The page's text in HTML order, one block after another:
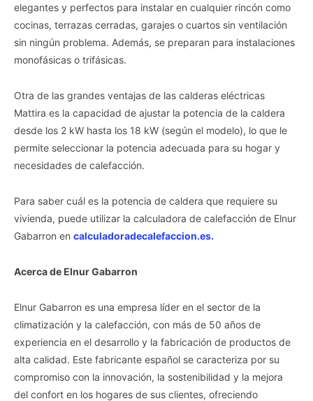
elegantes y perfectos para instalar en cualquier rincón como
cocinas, terrazas cerradas, garajes o cuartos sin ventilación
sin ningún problema. Además, se preparan para instalaciones
monofásicas o trifásicas.
Otra de las grandes ventajas de las calderas eléctricas
Mattira es la capacidad de ajustar la potencia de la caldera
desde los 2 kW hasta los 18 kW (según el modelo), lo que le
permite seleccionar la potencia adecuada para su hogar y
necesidades de calefacción.
Para saber cuál es la potencia de caldera que requiere su
vivienda, puede utilizar la calculadora de calefacción de Elnur
Gabarron en calculadoradecalefaccion.es.
Acerca de Elnur Gabarron
Elnur Gabarron es una empresa líder en el sector de la
climatización y la calefacción, con más de 50 años de
experiencia en el desarrollo y la fabricación de productos de
alta calidad. Este fabricante español se caracteriza por su
compromiso con la innovación, la sostenibilidad y la mejora
del confort en los hogares de sus clientes, ofreciendo